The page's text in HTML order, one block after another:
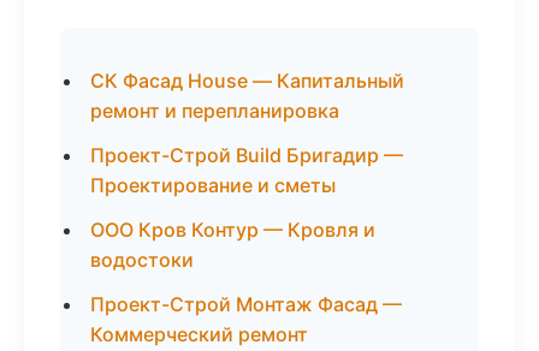
СК Фасад House — Капитальный
ремонт и перепланировка
Проект-Строй Build Бригадир —
Проектирование и сметы
ООО Кров Контур — Кровля и
водостоки
Проект-Строй Монтаж Фасад —
Коммерческий ремонт